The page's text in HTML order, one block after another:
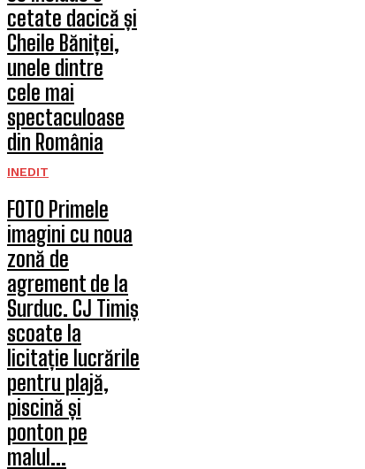
cetate dacică și
Cheile Băniței,
unele dintre
cele mai
spectaculoase
din România
INEDIT
FOTO Primele
imagini cu noua
zonă de
agrement de la
Surduc. CJ Timiș
scoate la
licitație lucrările
pentru plajă,
piscină și
ponton pe
malul...